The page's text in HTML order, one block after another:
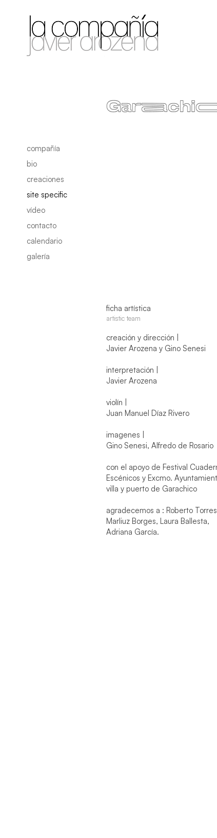
ficha artística
artistic team
creación y dirección |
Javier Arozena y Gino Senesi
interpretación |
Javier Arozena
violín |
Juan Manuel Díaz Rivero
imagenes |
Gino Senesi, Alfredo de Rosario
con el apoyo de Festival
Escénicos y Excmo.
villa y puerto de Garachico
agradecemos a : Roberto
Marliuz Borges, Laura Ballesta,
Adriana García.
compañía
bio
creaciones
site specific
vídeo
contacto
calendario
galería